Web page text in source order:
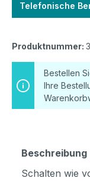
Telefonische
Produktnummer:
Bestellen
Ihre
Beschreibung
Schalten wie